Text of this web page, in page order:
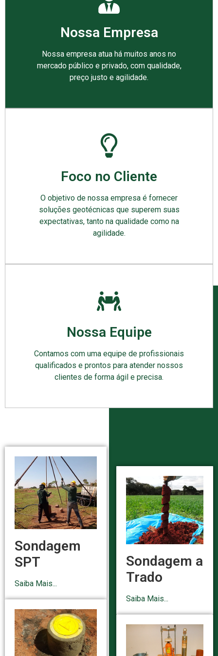
Nossa Empresa
Nossa empresa atua há muitos anos no
mercado público e privado, com qualidade,
preço justo e agilidade.
Foco no Cliente
O objetivo de nossa empresa é fornecer
soluções geotécnicas que superem suas
expectativas, tanto na qualidade como na
agilidade.
Nossa Equipe
Contamos com uma equipe de profissionais
qualificados e prontos para atender nossos
clientes de forma ágil e precisa.
Sondagem
SPT
Saiba Mais...
Sondagem a
Trado
Saiba Mais...